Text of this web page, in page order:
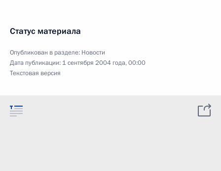
Статус материала
Опубликован в разделе: Новости
Дата публикации: 1 сентября 2004 года, 00:00
Текстовая версия